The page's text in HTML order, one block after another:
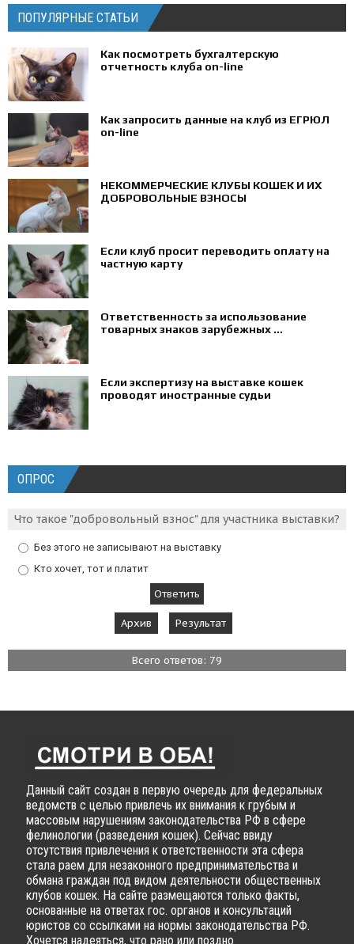
ПОПУЛЯРНЫЕ СТАТЬИ
Как посмотреть бухгалтерскую
отчетность клуба on-line
Как запросить данные на клуб из ЕГРЮЛ
on-line
НЕКОММЕРЧЕСКИЕ КЛУБЫ КОШЕК И ИХ
ДОБРОВОЛЬНЫЕ ВЗНОСЫ
Если клуб просит переводить оплату на
частную карту
Ответственность за использование
товарных знаков зарубежных ...
Если экспертизу на выставке кошек
проводят иностранные судьи
ОПРОС
Что такое "добровольный взнос" для участника выставки?
Без этого не записывают на выставку
Кто хочет, тот и платит
Архив Результат
Всего ответов: 79
Данный сайт создан в первую очередь для федеральных
ведомств с целью привлечь их внимания к грубым и
массовым нарушениям законодательства РФ в сфере
фелинологии (разведения кошек). Сейчас ввиду
отсутствия привлечения к ответственности эта сфера
стала раем для незаконного предпринимательства и
обмана граждан под видом деятельности общественных
клубов кошек. На сайте размещаются только факты,
основанные на ответах гос. органов и консультаций
юристов со ссылками на нормы законодательства РФ.
Хочется надеяться, что рано или поздно